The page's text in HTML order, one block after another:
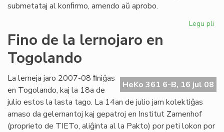
submetataj al konﬁrmo, amendo aŭ aprobo.
Legu pli
Fino de la lernojaro en
Togolando
HeKo 361 6-B, 16 jul 08
La lerneja jaro 2007-08 ﬁniĝas
en Togolando, kaj la 18a de
julio estos la lasta tago. La 14an de julio jam kolektiĝas
amaso da gelernantoj kaj gepatroj en Institut Zamenhof
(proprieto de TIETo, aliĝinta al la Pakto) por peti lokon por